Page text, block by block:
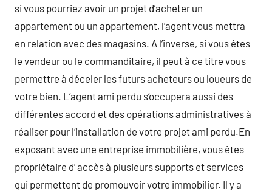
si vous pourriez avoir un projet d’acheter un
appartement ou un appartement, l’agent vous mettra
en relation avec des magasins. A l’inverse, si vous êtes
le vendeur ou le commanditaire, il peut à ce titre vous
permettre à déceler les futurs acheteurs ou loueurs de
votre bien. L’agent ami perdu s’occupera aussi des
différentes accord et des opérations administratives à
réaliser pour l’installation de votre projet ami perdu.En
exposant avec une entreprise immobilière, vous êtes
propriétaire d’ accès à plusieurs supports et services
qui permettent de promouvoir votre immobilier. Il y a